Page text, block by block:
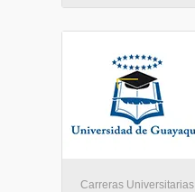
Carreras